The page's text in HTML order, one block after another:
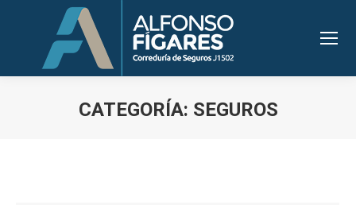
CATEGORÍA: SEGUROS